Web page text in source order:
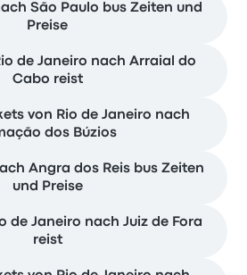
São Paulo bus Zeiten und
Preise
de Janeiro nach Arraial do
Cabo reist
von Rio de Janeiro nach
dos Búzios
Angra dos Reis bus Zeiten
und Preise
de Janeiro nach Juiz de Fora
reist